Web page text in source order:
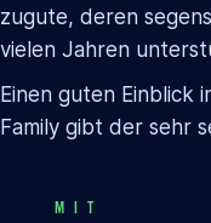
zugute, deren
vielen Jahren
Einen guten Einblick
Family gibt der sehr
MIT